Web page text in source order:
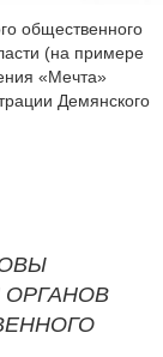
общественного
(на примере
«Мечта»
Демянского
ОРГАНОВ